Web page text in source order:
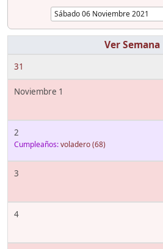
31
Noviembre 1
2
Cumpleaños:voladero(68)
3
4